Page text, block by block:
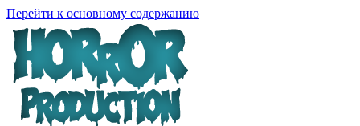
Перейти к основному содержанию